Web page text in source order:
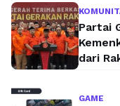
Partai
dari
GAME